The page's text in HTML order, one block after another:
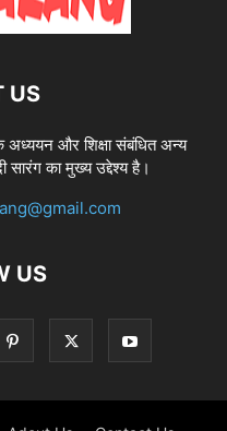
US
के अध्ययन और शिक्षा संबंधित अन्य
सारंग का मुख्य उद्देश्य है।
US